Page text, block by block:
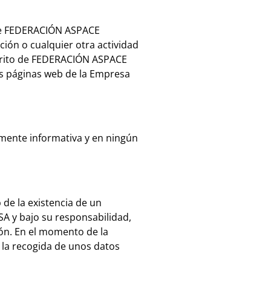
ASPACE
o cualquier otra actividad
FEDERACIÓN ASPACE
páginas web de la Empresa
informativa y en ningún
de la existencia de un
y bajo su responsabilidad,
En el momento de la
la recogida de unos datos